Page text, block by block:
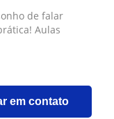
de falar
Aulas
em contato